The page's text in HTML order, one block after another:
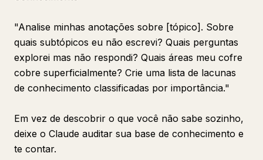
"Analise minhas anotações sobre [tópico]. Sobre
quais subtópicos eu não escrevi? Quais perguntas
explorei mas não respondi? Quais áreas meu cofre
cobre superficialmente? Crie uma lista de lacunas
de conhecimento classificadas por importância."
Em vez de descobrir o que você não sabe sozinho,
deixe o Claude auditar sua base de conhecimento e
te contar.